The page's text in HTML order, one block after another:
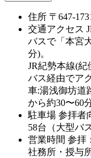
住所 〒647-
交通アクセス
バスで「本宮
分)。
JR紀勢本線(
バス経由でア
車:湯浅御坊道
から約30〜60
駐車場 参拝者
58台（大型バ
営業時間 参拝
社務所・授与